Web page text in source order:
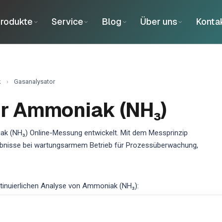
Service Blog Über uns
› Gasanalysator
(NH₃)
(NH₃) Online-Messung entwickelt. Mit dem Messprinzip
bei wartungsarmem Betrieb für Prozessüberwachung,
Analyse von Ammoniak (NH₃):